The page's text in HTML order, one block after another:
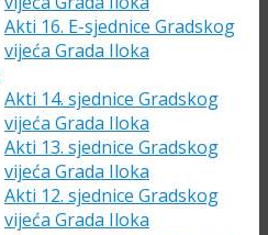
Akti 16. E-sjednice Gradskog
vijeća Grada Iloka
Akti 14. sjednice Gradskog
vijeća Grada Iloka
Akti 13. sjednice Gradskog
vijeća Grada Iloka
Akti 12. sjednice Gradskog
vijeća Grada Iloka